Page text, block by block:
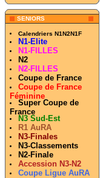
SENIORS
Calendriers N1N2N1F
N1-Elite
N1-FILLES
N2
N2-FILLES
Coupe de France
Coupe de France
Féminine
Super Coupe de
France
N3 Sud-Est
R1 AuRA
N3-Finales
N3-Classements
N2-Finale
Accession N3-N2
Coupe Ligue AuRA